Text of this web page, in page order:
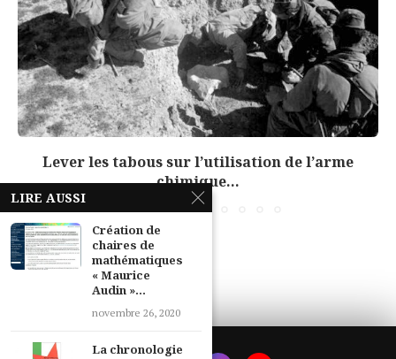
Lever les tabous sur l’utilisation de l’arme
chimique...
LIRE AUSSI
Création de
chaires de
mathématiques
« Maurice
Audin »...
novembre 26, 2020
La chronologie